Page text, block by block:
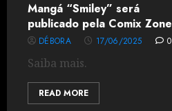
Mangá “Smiley” será
publicado pela Comix Zone
DÉBORA 17/06/2025 0
Saiba mais.
READ MORE